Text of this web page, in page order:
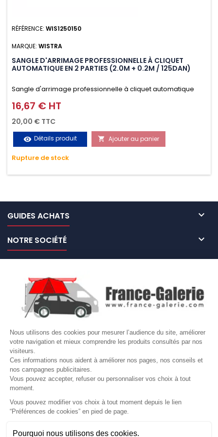
Nous utilisons des cookies pour mesurer l’audience du site, améliorer
votre navigation et mieux comprendre les produits consultés par nos
visiteurs.
Ces informations nous aident à améliorer nos pages, nos conseils et
nos campagnes publicitaires.
Vous pouvez accepter, refuser ou personnaliser vos choix à tout
moment.
Vous pouvez modifier vos choix à tout moment depuis le lien
“Préférences de cookies” en pied de page.
Pourquoi nous utilisons des cookies.
Gérer mes cookies
RÉFÉRENCE: WIS1250150
MARQUE: WISTRA
SANGLE D'ARRIMAGE PROFESSIONNELLE À CLIQUET
AUTOMATIQUE EN 2 PARTIES (2.0M + 0.2M / 125DAN)
Sangle d'arrimage professionnelle à cliquet automatique
avec crochet S en 2 parties (2.0M + 0.2M / 125daN), simple et
rapide d'utilisation. Permet d'arrimer et de sécuriser
vos chargements pendant le transport. Matière polyester
très résistante aux UV et aux variations de températures,
n'absorbe pas l'eau.
Prix
16,67 € HT
20,00 € TTC
visibility Détails produit  Ajouter au panier
Rupture de stock
GUIDES ACHATS 
NOTRE SOCIÉTÉ 
VOTRE COMPTE 
Site protégé par reCAPTCHA.
LETTRE D'INFORMATIONS
Une question ? Nous sommes là pour vous accompagner